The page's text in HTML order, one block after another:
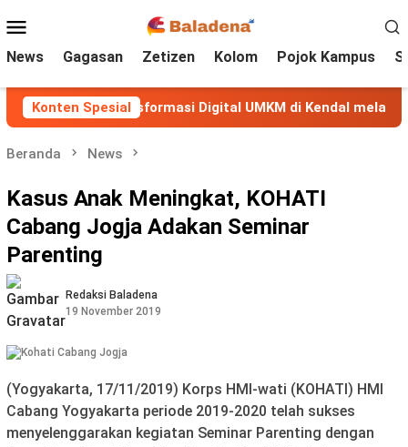
ke
kontenMobile
News Gagasan Zetizen Kolom Pojok Kampus
Konten Spesial
Perkuat Transformasi Digital UMKM di Kendal melalui
Beranda News
Kasus Anak Meningkat, KOHATI
Cabang Jogja Adakan Seminar
Parenting
Redaksi Baladena
19 November 2019
(Yogyakarta, 17/11/2019) Korps HMI-wati (KOHATI) HMI
Cabang Yogyakarta periode 2019-2020 telah sukses
menyelenggarakan kegiatan Seminar Parenting dengan